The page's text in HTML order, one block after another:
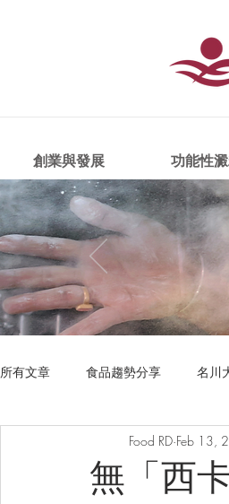
創業與發展 功能性
所有文章 食品趨勢分享 名川
無「西
Food RD Feb 13,